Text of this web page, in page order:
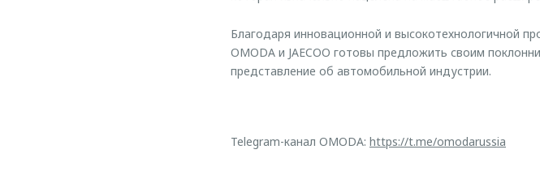
Благодаря инновационной и высокотехнологичной
OMODA и JAECOO готовы предложить своим
представление об автомобильной индустрии.
Telegram-канал OMODA: https://t.me/omodarussia